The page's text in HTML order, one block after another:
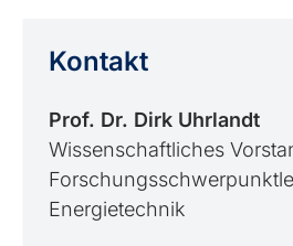
Kontakt
Prof. Dr. Dirk Uhrlandt
Wissenschaftliches
Energietechnik